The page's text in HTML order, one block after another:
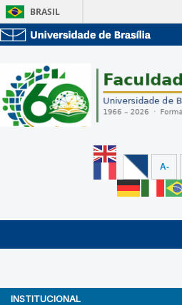
BRASIL
A-
INSTITUCIONAL